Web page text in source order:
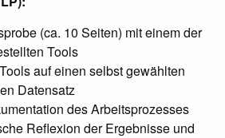
(ca. 10 Seiten) mit einem der
Tools
auf einen selbst gewählten
Datensatz
des Arbeitsprozesses
Reflexion der Ergebnisse und